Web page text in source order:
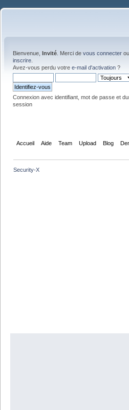
Bienvenue, Invité . Merci de vous connecter
inscrire
Avez-vous perdu votre e-mail d'activation ?
Connexion avec identifiant, mot de passe et
session
Accueil Aide Team Upload Blog
Security-X